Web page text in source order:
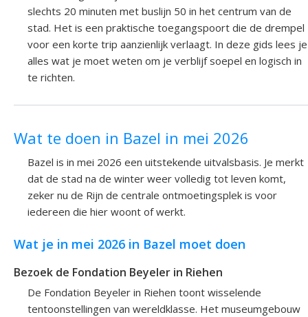
slechts 20 minuten met buslijn 50 in het centrum van de
stad. Het is een praktische toegangspoort die de drempel
voor een korte trip aanzienlijk verlaagt. In deze gids lees je
alles wat je moet weten om je verblijf soepel en logisch in
te richten.
Wat te doen in Bazel in mei 2026
Bazel is in mei 2026 een uitstekende uitvalsbasis. Je merkt
dat de stad na de winter weer volledig tot leven komt,
zeker nu de Rijn de centrale ontmoetingsplek is voor
iedereen die hier woont of werkt.
Wat je in mei 2026 in Bazel moet doen
Bezoek de Fondation Beyeler in Riehen
De Fondation Beyeler in Riehen toont wisselende
tentoonstellingen van wereldklasse. Het museumgebouw